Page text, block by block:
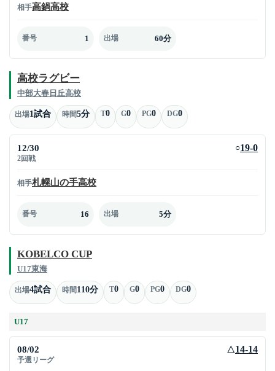
相手高鍋高校
番号 1 出場 60分
高校ラグビー
中部大春日丘高校
出場1試合 時間5分 T0 G0 PG0 DG0
12/30
2回戦
○19-0
相手札幌山の手高校
番号 16 出場 5分
KOBELCO CUP
U17東海
出場4試合 時間110分 T0 G0 PG0 DG0
U17
08/02
予選リーグ
△14-14